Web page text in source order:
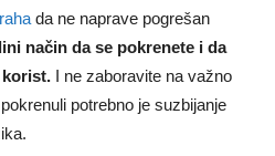
da ne naprave pogrešan
način da se pokrenete i da
korist. I ne zaboravite na važno
potrebno je suzbijanje